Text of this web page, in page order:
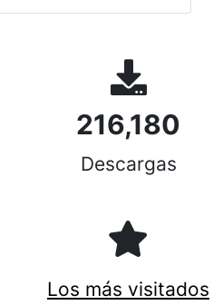
216,180
Descargas
Los más visitados